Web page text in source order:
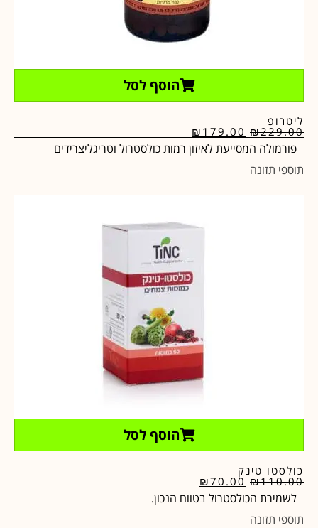
הוסף לסל
ליטרופ
₪229.00
₪ 179.00
פורמולה המסייעת לאיזון רמות כולסטרול וטריגליצרידים
תוספי תזונה
הוסף לסל
כולסטו טינק
₪110.00
₪70.00
לשמירת הכולסטרול בטווח הנכון.
תוספי תזונה